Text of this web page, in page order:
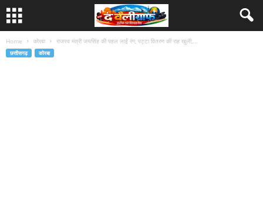
Home कोरबा राजस्व मंत्री जयसिंह की पहल लाई रंग, पट्टा वितरण की राह खुली,...
छत्तीसगढ़ कोरबा